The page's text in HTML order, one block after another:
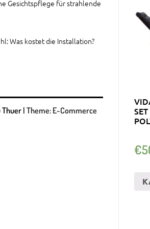
€
Gesichtspflege für strahlende
Was kostet die Installation?
Thuer | Theme: E-Commerce